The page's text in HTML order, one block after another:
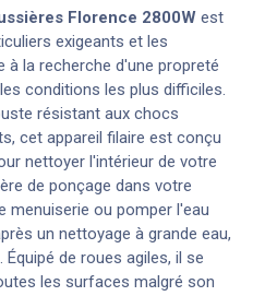
Florence 2800W est
exigeants et les
à la recherche d'une propreté
conditions les plus difficiles.
résistant aux chocs
cet appareil filaire est conçu
nettoyer l'intérieur de votre
de ponçage dans votre
menuiserie ou pomper l'eau
un nettoyage à grande eau,
de roues agiles, il se
les surfaces malgré son